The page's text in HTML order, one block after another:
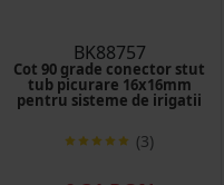
BK88757
Cot 90 grade conector stut
tub picurare 16x16mm
pentru sisteme de irigatii
(3)